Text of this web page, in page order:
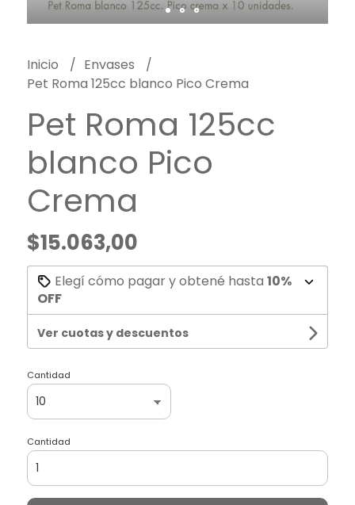
Inicio
Envases
Pet Roma 125cc blanco Pico Crema
Pet Roma 125cc
blanco Pico
Crema
$15.063,00
Elegí cómo pagar y obtené hasta 10%
OFF
Ver cuotas y descuentos
Cantidad
Cantidad